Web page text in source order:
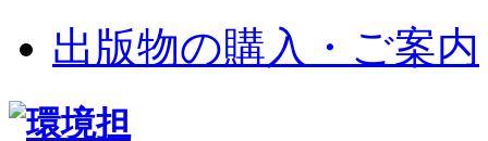
出版物の購入・ご案内